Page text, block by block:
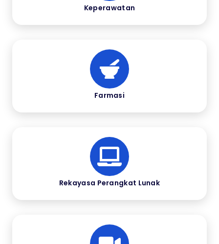
Keperawatan
Farmasi
Rekayasa Perangkat Lunak